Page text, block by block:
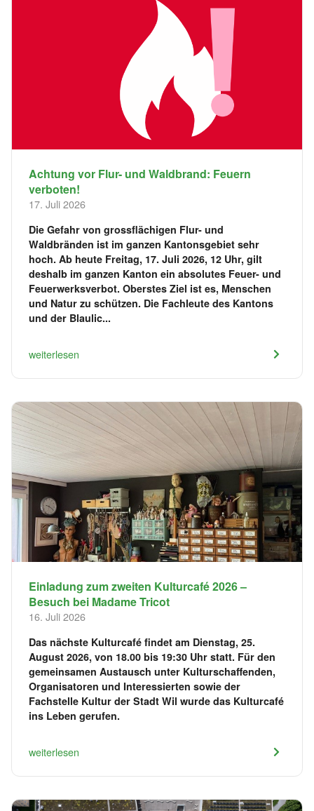
Achtung vor Flur- und Waldbrand: Feuern
verboten!
17. Juli 2026
Die Gefahr von grossflächigen Flur- und
Waldbränden ist im ganzen Kantonsgebiet sehr
hoch. Ab heute Freitag, 17. Juli 2026, 12 Uhr, gilt
deshalb im ganzen Kanton ein absolutes Feuer- und
Feuerwerksverbot. Oberstes Ziel ist es, Menschen
und Natur zu schützen. Die Fachleute des Kantons
und der Blaulic...
weiterlesen
Einladung zum zweiten Kulturcafé 2026 –
Besuch bei Madame Tricot
16. Juli 2026
Das nächste Kulturcafé findet am Dienstag, 25.
August 2026, von 18.00 bis 19:30 Uhr statt. Für den
gemeinsamen Austausch unter Kulturschaffenden,
Organisatoren und Interessierten sowie der
Fachstelle Kultur der Stadt Wil wurde das Kulturcafé
ins Leben gerufen.
weiterlesen